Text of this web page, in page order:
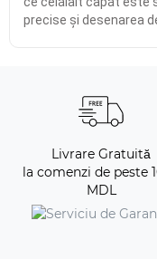
precise și desenarea
Livrare Gratuită
la comenzi de peste
MDL